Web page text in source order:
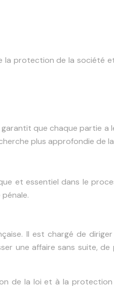
protection de la société
que chaque partie
plus approfondie de
et essentiel dans le
Il est chargé de
une affaire sans suite,
de la loi et à la